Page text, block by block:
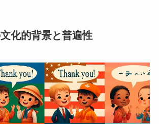
化的背景と普遍性